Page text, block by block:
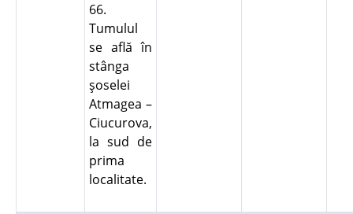
66.
Tumulul
se află în
stânga
şoselei
Atmagea –
Ciucurova,
la sud de
prima
localitate.